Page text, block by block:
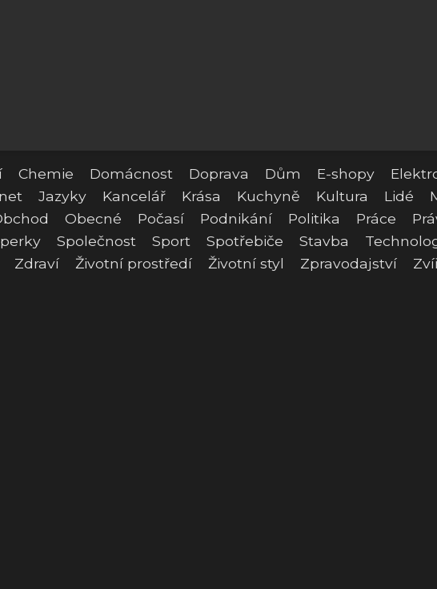
Chemie Domácnost Doprava Dům E-shopy
Jazyky Kancelář Krása Kuchyně Kultura Lidé
Obecné Počasí Podnikání Politika Práce
Společnost Sport Spotřebiče Stavba
Zdraví Životní prostředí Životní styl Zpravodajství